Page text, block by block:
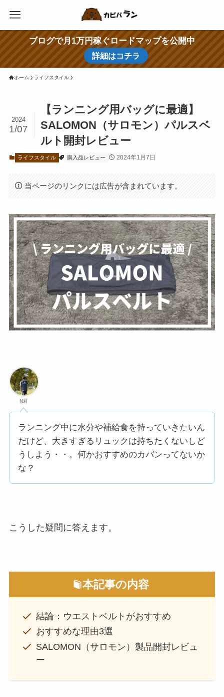
ブログで月1万円稼ぐロードマップを公開中
詳細はコチラ
ホーム ライフスタイル
【ランニング用バッグに最適】
SALOMON（サロモン）パルスベ
ルト開封レビュー
2024
1/07
ライフスタイル 購入品レビュー 2024年1月7日
当ページのリンクには広告が含まれています。
N君
ランニング中に水分や補給食を持っていきたいん
だけど、大きすぎるリュックは持ちたくないしど
うしよう・・。何かおすすめのカバンってないか
な？
こうした疑問に答えます。
本記事の内容
結論：ウエストベルトがおすすめ
おすすめな理由3選
SALOMON（サロモン）製品開封レビュ
ー